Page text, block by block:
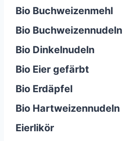
Bio Buchweizenmehl
Bio Buchweizennudeln
Bio Dinkelnudeln
Bio Eier gefärbt
Bio Erdäpfel
Bio Hartweizennudeln
Eierlikör